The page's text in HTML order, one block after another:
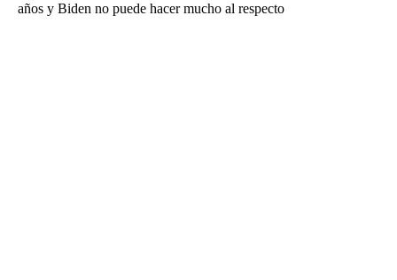
años y Biden no puede hacer mucho al respecto